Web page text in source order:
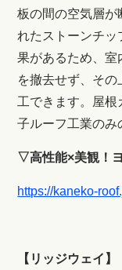
板の間の空気層が
れたストーンチッ
果があるため、室
を撤去せず、そ
工できます。屋
子ルーフ工業のみ
▽高性能×美観！
https://kaneko-
【リッジウェイ】